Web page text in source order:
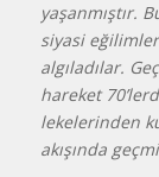
yaşanmıştır.
siyasi
algıladılar.
hareket
lekelerinden
akışında